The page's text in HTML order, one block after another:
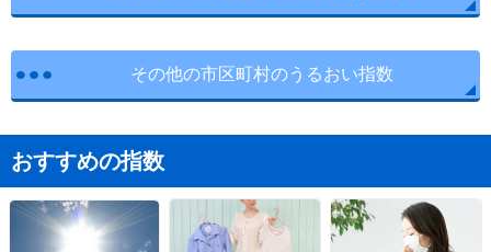
その他の市区町村のうるおい指数
おすすめの指数